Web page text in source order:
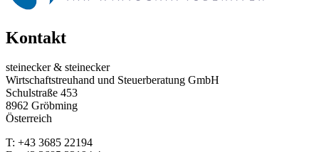
Kontakt
steinecker & steinecker
Wirtschaftstreuhand und Steuerberatung GmbH
Schulstraße 453
8962 Gröbming
Österreich
T: +43 3685 22194